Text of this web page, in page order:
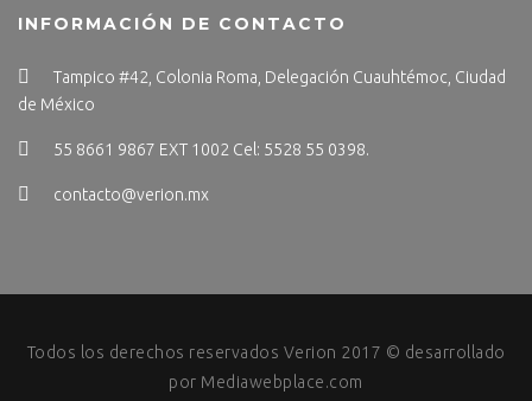
INFORMACIÓN DE CONTACTO
Tampico #42, Colonia Roma, Delegación Cuauhtémoc, Ciudad
de México
55 8661 9867 EXT 1002 Cel: 5528 55 0398.
contacto@verion.mx
Todos los derechos reservados Verion 2017 © desarrollado
por Mediawebplace.com